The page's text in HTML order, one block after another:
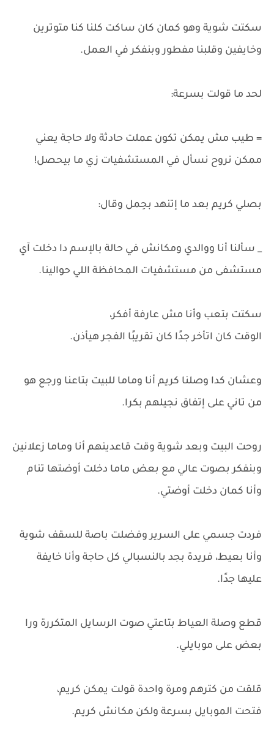
سكتت شوية وهو كمان كان ساكت كلنا كنا متوترين
وخايفين وقلبنا مفطور وبنفكر في العمل.
لحد ما قولت بسرعة:
= طيب مش يمكن تكون عملت حادثة ولا حاجة يعني
ممكن نروح نسأل في المستشفيات زي ما بيحصل!
بصلي كريم بعد ما إتنهد بحِمل وقال:
_ سألنا أنا ووالدي ومكانش في حالة بالإسم دا دخلت آي
مستشفى من مستشفيات المحافظة اللي حوالينا.
سكتت بتعب وأنا مش عارفة أفكر،
الوقت كان اتأخر جدًا كان تقريبًا الفجر هيأذن.
وعشان كدا وصلنا كريم أنا وماما للبيت بتاعنا ورجع هو
من تاني على إتفاق نجيلهم بكرا.
روحت البيت وبعد شوية وقت قاعدينهم أنا وماما زعلانين
وبنفكر بصوت عالي مع بعض ماما دخلت أوضتها تنام
وأنا كمان دخلت أوضتي.
فردت جسمي على السرير وفضلت باصة للسقف شوية
وأنا بعيط، فريدة بجد بالنسبالي كل حاجة وأنا خايفة
عليها جدًا.
قطع وصلة العياط بتاعتي صوت الرسايل المتكررة ورا
بعض على موبايلي.
قلقت من كترهم ومرة واحدة قولت يمكن كريم،
فتحت الموبايل بسرعة ولكن مكانش كريم.